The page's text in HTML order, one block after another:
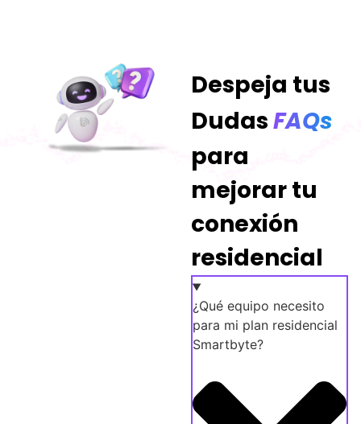
Despeja tus
DudasFAQs
para
mejorar tu
conexión
residencial
¿Qué equipo necesito
para mi plan residencial
Smartbyte?